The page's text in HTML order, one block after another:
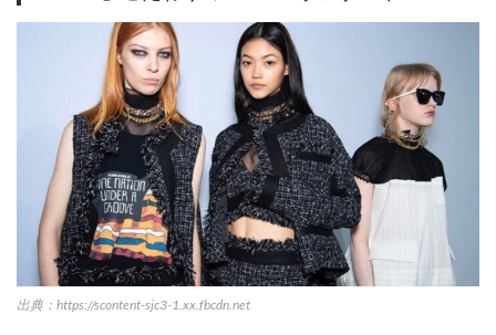
出典：https://scontent-sjc3-1.xx.fbcdn.net